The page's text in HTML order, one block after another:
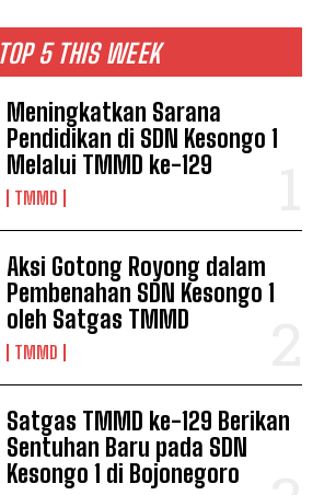
TOP 5 THIS WEEK
Meningkatkan Sarana
Pendidikan di SDN Kesongo 1
Melalui TMMD ke-129
TMMD
Aksi Gotong Royong dalam
Pembenahan SDN Kesongo 1
oleh Satgas TMMD
TMMD
Satgas TMMD ke-129 Berikan
Sentuhan Baru pada SDN
Kesongo 1 di Bojonegoro